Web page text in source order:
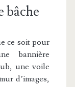
bâche
ce soit pour
bannière
une voile
d’images,